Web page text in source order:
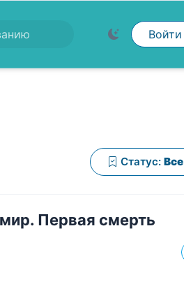
Войти
Статус: Все
Первая смерть